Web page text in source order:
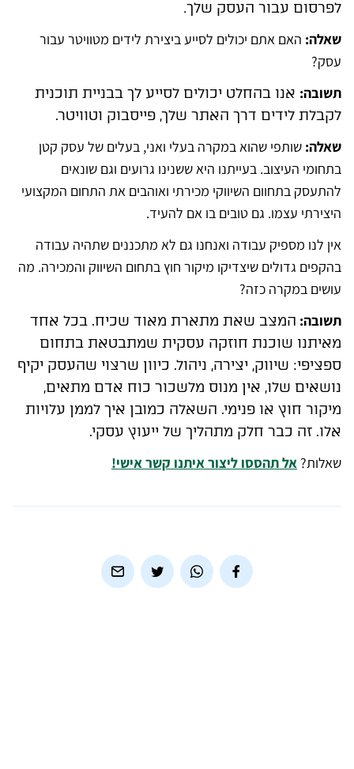
לפרסום עבור העסק שלך.
שאלה: האם אתם יכולים לסייע ביצירת לידים מטוויטר עבור
עסק?
תשובה: אנו בהחלט יכולים לסייע לך בבניית תוכנית
לקבלת לידים דרך האתר שלך, פייסבוק וטוויטר.
שאלה: שותפי שהוא במקרה בעלי ואני, בעלים של עסק קטן
בתחומי העיצוב. בעייתנו היא ששנינו גרועים וגם שונאים
להתעסק בתחוום השיווקי מכירתי ואוהבים את התחום המקצועי
היצירתי עצמו. גם טובים בו אם להעיד.
אין לנו מספיק עבודה ואנחנו גם לא מתכננים שתהיה עבודה
בהקפים גדולים שיצדיקו מיקור חוץ בתחום השיווק והמכירה. מה
עושים במקרה כזה?
תשובה: המצב שאת מתארת מאוד שכיח. בכל אחד
מאיתנו שוכנת חוזקה עסקית שמתבטאת בתחום
ספציפי: שיווק, יצירה, ניהול. כיוון שרצוי שהעסק יקיף
נושאים שלו, אין מנוס מלשכור כוח אדם מתאים,
מיקור חוץ או פנימי. השאלה כמובן איך לממן עלויות
אלו. זה כבר חלק מתהליך של ייעוץ עסקי.
שאלות? אל תהססו ליצור איתנו קשר אישי!